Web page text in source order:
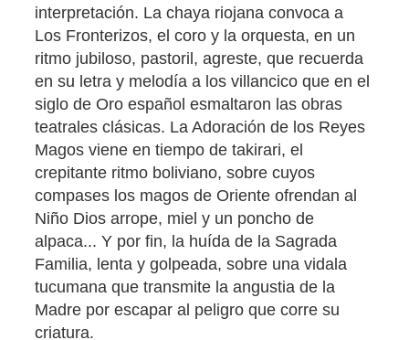
interpretación. La chaya riojana convoca a
Los Fronterizos, el coro y la orquesta, en un
ritmo jubiloso, pastoril, agreste, que recuerda
en su letra y melodía a los villancico que en el
siglo de Oro español esmaltaron las obras
teatrales clásicas. La Adoración de los Reyes
Magos viene en tiempo de takirari, el
crepitante ritmo boliviano, sobre cuyos
compases los magos de Oriente ofrendan al
Niño Dios arrope, miel y un poncho de
alpaca... Y por fin, la huída de la Sagrada
Familia, lenta y golpeada, sobre una vidala
tucumana que transmite la angustia de la
Madre por escapar al peligro que corre su
criatura.